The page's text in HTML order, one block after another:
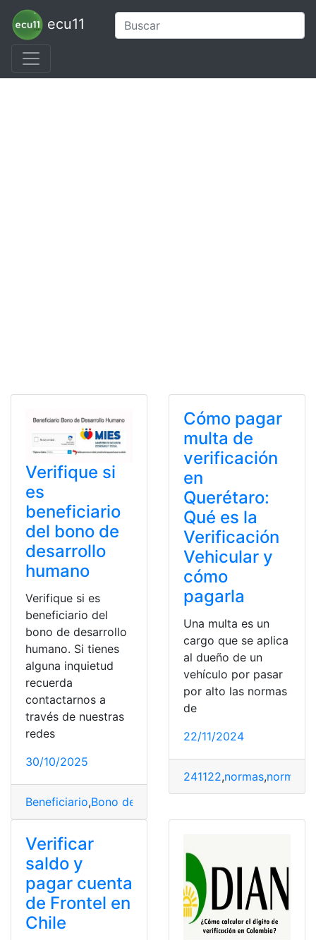
ecu11
Verifique si
es
beneficiario
del bono de
desarrollo
humano
Verifique si es
beneficiario del
bono de desarrollo
humano. Si tienes
alguna inquietud
recuerda
contactarnos a
través de nuestras
redes
30/10/2025
Beneficiario,Bono de Desarrollo Humano
Cómo pagar
multa de
verificación
en
Querétaro:
Qué es la
Verificación
Vehicular y
cómo
pagarla
Una multa es un
cargo que se aplica
al dueño de un
vehículo por pasar
por alto las normas
de
22/11/2024
241122,normas,normas
Verificar
saldo y
pagar cuenta
de Frontel en
Chile